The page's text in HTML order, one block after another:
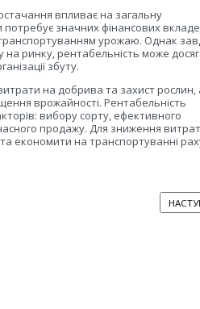
впливає на загальну
значних фінансових
урожаю. Однак
на ринку, рентабельність може
збуту.
на добрива та захист рослин,
врожайності. Рентабельність
вибору сорту, ефективного
продажу. Для зниження витрат
економити на транспортуванні
НА ОДНОМУ МІСЦІ ЩОРОКУ